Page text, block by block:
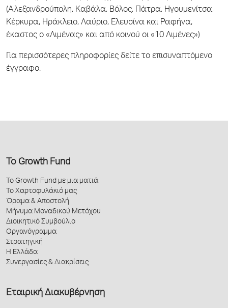
(Αλεξανδρούπολη, Καβάλα, Βόλος, Πάτρα, Ηγουμενίτσα,
Κέρκυρα, Ηράκλειο, Λαύριο, Ελευσίνα και Ραφήνα,
έκαστος ο «Λιμένας» και από κοινού οι «10 Λιμένες»)
Για περισσότερες πληροφορίες δείτε το επισυναπτόμενο
έγγραφο.
Το Growth Fund
Το Growth Fund με μια ματιά
Το Χαρτοφυλάκιό μας
Όραμα & Αποστολή
Μήνυμα Μοναδικού Μετόχου
Διοικητικό Συμβούλιο
Οργανόγραμμα
Στρατηγική
Η Ελλάδα
Συνεργασίες & Διακρίσεις
Εταιρική Διακυβέρνηση